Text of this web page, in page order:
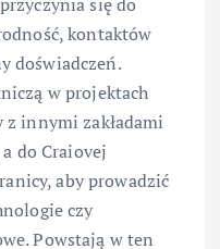
kontaktów
doświadczeń.
w projektach
z innymi zakładami
do Craiovej
aby prowadzić
czy
Powstają w ten